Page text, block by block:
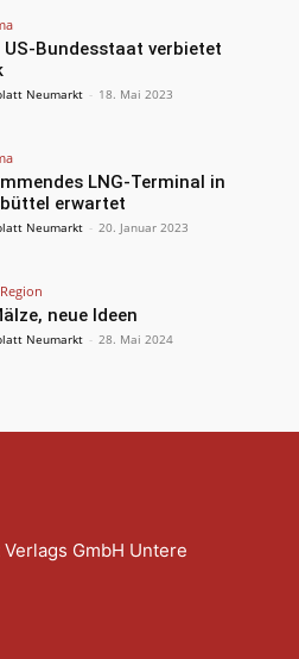
US-Bundesstaat verbietet
Neumarkt - 18. Mai 2023
LNG-Terminal in
erwartet
Neumarkt - 20. Januar 2023
neue Ideen
Neumarkt - 28. Mai 2024
GmbH Untere